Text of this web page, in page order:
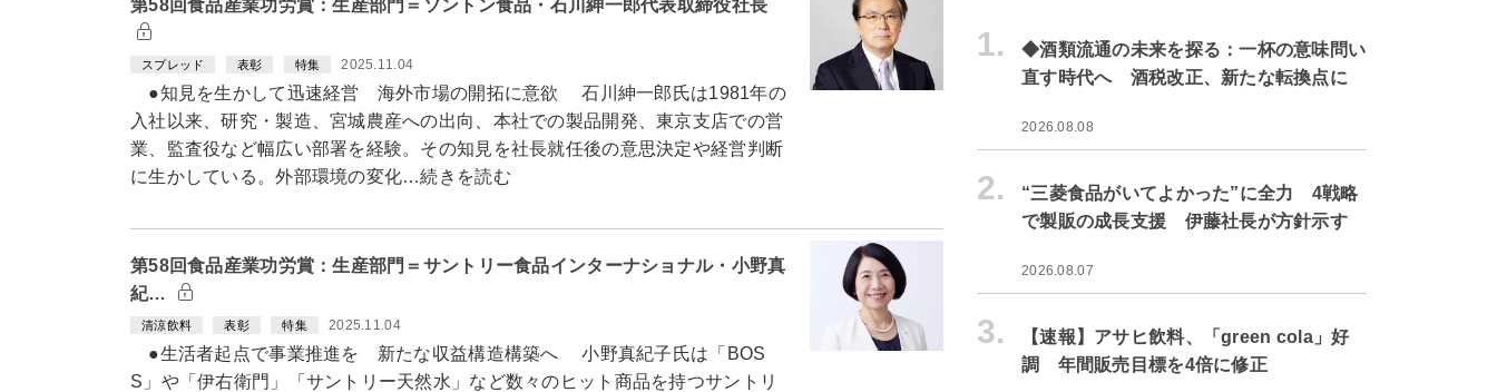
第58回食品産業功労賞：生産部門＝ソントン食品・石川紳一郎代表取締役社長
スプレッド 表彰 特集 2025.11.04
●知見を生かして迅速経営 海外市場の開拓に意欲 石川紳一郎氏は1981年の
入社以来、研究・製造、宮城農産への出向、本社での製品開発、東京支店での営
業、監査役など幅広い部署を経験。その知見を社長就任後の意思決定や経営判断
に生かしている。外部環境の変化…続きを読む
第58回食品産業功労賞：生産部門＝サントリー食品インターナショナル・小野真
紀…
清涼飲料 表彰 特集 2025.11.04
●生活者起点で事業推進を 新たな収益構造構築へ 小野真紀子氏は「BOS
S」や「伊右衛門」「サントリー天然水」など数々のヒット商品を持つサントリ
1.
◆酒類流通の未来を探る：一杯の意味問い
直す時代へ 酒税改正、新たな転換点に
2026.08.08
2.
“三菱食品がいてよかった”に全力 4戦略
で製販の成長支援 伊藤社長が方針示す
2026.08.07
3.
【速報】アサヒ飲料、「green cola」好
調 年間販売目標を4倍に修正